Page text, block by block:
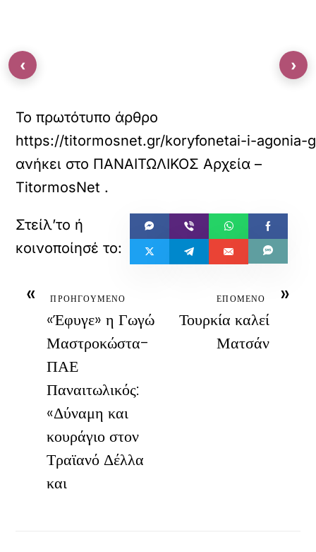
Το πρωτότυπο άρθρο
https://titormosnet.gr/koryfonetai-i-
ανήκει στο ΠΑΝΑΙΤΩΛΙΚΟΣ Αρχεία –
TitormosNet .
« ΠΡΟΗΓΟΥΜΕΝΟ
«Έφυγε» η Γωγώ
Μαστροκώστα-
ΠΑΕ
Παναιτωλικός:
«Δύναμη και
κουράγιο στον
Τραϊανό Δέλλα
και
»
ΕΠΟΜΕΝΟ
Τουρκία καλεί
Ματσάν
‹ ›